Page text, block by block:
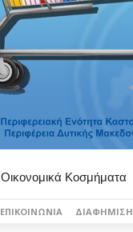
Οικονομικά Κοσμήματα
ΕΠΙΚΟΙΝΩΝΊΑ ΔΙΑΦΉΜΙΣΗ